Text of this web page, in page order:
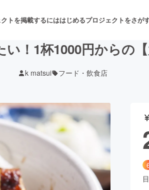
トを掲載するにははじめるプロジェクトをさが
舞台・パフォー
ス開発 フード・飲食店
版 アニメ・漫画
！1杯1000円からの
k matsui フード・飲食店